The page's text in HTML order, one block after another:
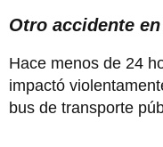
Otro accidente
Hace menos de 24
impactó
bus de transporte